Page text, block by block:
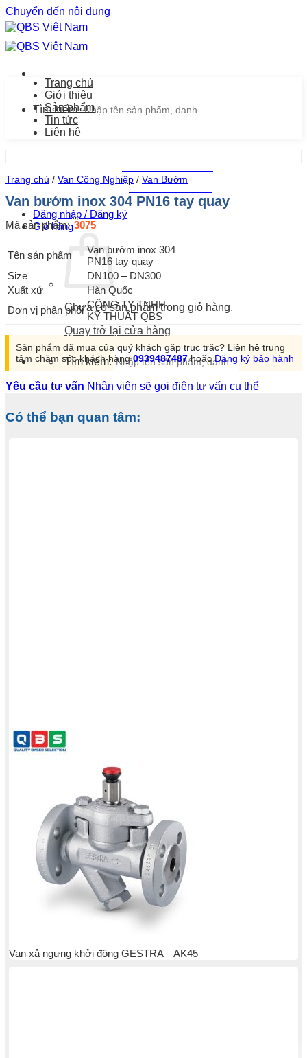
Chuyển đến nội dung
Tìm kiếm:
0939.487.487
Đăng nhập / Đăng ký
Giỏ hàng
Chưa có sản phẩm trong giỏ hàng.
Quay trở lại cửa hàng
Tìm kiếm:
Trang chủ
Giới thiệu
Sản phẩm
Tin tức
Liên hệ
Trang chủ / Van Công Nghiệp / Van Bướm
Van bướm inox 304 PN16 tay quay
Mã sản phẩm: 3075
Tên sản phẩm
Van bướm inox 304
PN16 tay quay
Size
DN100 – DN300
Xuất xứ
Hàn Quốc
Đơn vị phân phối CÔNG TY TNHH
KỸ THUẬT QBS
Sản phẩm đã mua của quý khách gặp trục trặc? Liên hệ trung
tâm chăm sóc khách hàng0939487487hoặcĐăng ký bảo hành
Yêu cầu tư vấn Nhân viên sẽ gọi điện tư vấn cụ thể
Có thể bạn quan tâm:
Van xả ngưng khởi động GESTRA – AK45